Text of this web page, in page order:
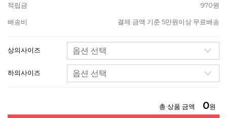
적립금
970원
배송비 결제 금액 기준 5만원이상 무료배송
상의사이즈
하의사이즈
총 상품 금액 0원